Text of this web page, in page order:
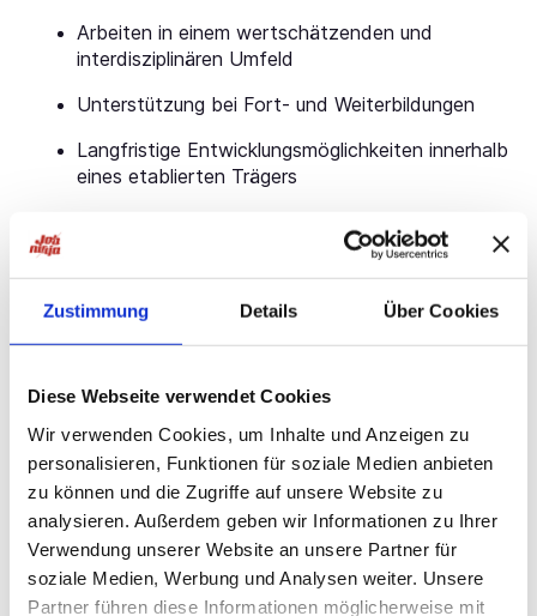
Zustimmung Details Über Cookies
Diese Webseite verwendet Cookies
Wir verwenden Cookies, um Inhalte und Anzeigen zu
personalisieren, Funktionen für soziale Medien anbieten
zu können und die Zugriffe auf unsere Website zu
analysieren. Außerdem geben wir Informationen zu Ihrer
Verwendung unserer Website an unsere Partner für
soziale Medien, Werbung und Analysen weiter. Unsere
Partner führen diese Informationen möglicherweise mit
Arbeiten in einem wertschätzenden und
interdisziplinären Umfeld
Unterstützung bei Fort- und Weiterbildungen
Langfristige Entwicklungsmöglichkeiten innerhalb
eines etablierten Trägers
Anerkennung als Facharzt (m/w/d) für
Interesse an rehabilitativer und ganzheitlicher
Patientenversorgung
Teamfähigkeit sowie empathischer und
wertschätzender Umgang mit Patienten
Selbstständige und strukturierte Arbeitsweise
Zusätzlich für die Oberarztposition